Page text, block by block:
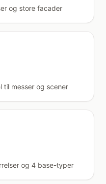
og store facader
messer og scener
og 4 base-typer